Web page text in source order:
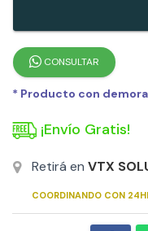
CONSULTAR
* Producto con
¡Envío Gratis!
Retirá en VTX
COORDINANDO CON